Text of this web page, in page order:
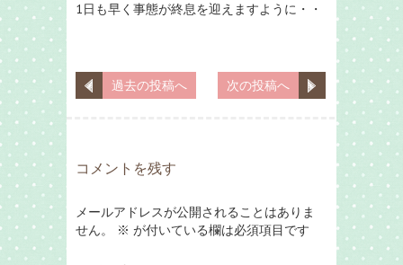
1日も早く事態が終息を迎えますように・・
過去の投稿へ 次の投稿へ
コメントを残す
メールアドレスが公開されることはありま
せん。
※ が付いている欄は必須項目です